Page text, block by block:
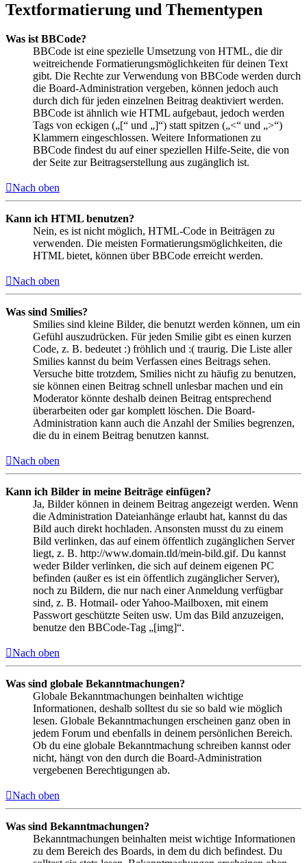
Textformatierung und Thementypen
Was ist BBCode?
BBCode ist eine spezielle Umsetzung von HTML, die dir
weitreichende Formatierungsmöglichkeiten für deinen Text
gibt. Die Rechte zur Verwendung von BBCode werden durch
die Board-Administration vergeben, können jedoch auch
durch dich für jeden einzelnen Beitrag deaktiviert werden.
BBCode ist ähnlich wie HTML aufgebaut, jedoch werden
Tags von eckigen („[“ und „]“) statt spitzen („<“ und „>“)
Klammern eingeschlossen. Weitere Informationen zu
BBCode findest du auf einer speziellen Hilfe-Seite, die von
der Seite zur Beitragserstellung aus zugänglich ist.
Nach oben
Kann ich HTML benutzen?
Nein, es ist nicht möglich, HTML-Code in Beiträgen zu
verwenden. Die meisten Formatierungsmöglichkeiten, die
HTML bietet, können über BBCode erreicht werden.
Nach oben
Was sind Smilies?
Smilies sind kleine Bilder, die benutzt werden können, um ein
Gefühl auszudrücken. Für jeden Smilie gibt es einen kurzen
Code, z. B. bedeutet :) fröhlich und :( traurig. Die Liste aller
Smilies kannst du beim Verfassen eines Beitrags sehen.
Versuche bitte trotzdem, Smilies nicht zu häufig zu benutzen,
sie können einen Beitrag schnell unlesbar machen und ein
Moderator könnte deshalb deinen Beitrag entsprechend
überarbeiten oder gar komplett löschen. Die Board-
Administration kann auch die Anzahl der Smilies begrenzen,
die du in einem Beitrag benutzen kannst.
Nach oben
Kann ich Bilder in meine Beiträge einfügen?
Ja, Bilder können in deinem Beitrag angezeigt werden. Wenn
die Administration Dateianhänge erlaubt hat, kannst du das
Bild auch direkt hochladen. Ansonsten musst du zu einem
Bild verlinken, das auf einem öffentlich zugänglichen Server
liegt, z. B. http://www.domain.tld/mein-bild.gif. Du kannst
weder Bilder verlinken, die sich auf deinem eigenen PC
befinden (außer es ist ein öffentlich zugänglicher Server),
noch zu Bildern, die nur nach einer Anmeldung verfügbar
sind, z. B. Hotmail- oder Yahoo-Mailboxen, mit einem
Passwort geschützte Seiten usw. Um das Bild anzuzeigen,
benutze den BBCode-Tag „[img]“.
Nach oben
Was sind globale Bekanntmachungen?
Globale Bekanntmachungen beinhalten wichtige
Informationen, deshalb solltest du sie so bald wie möglich
lesen. Globale Bekanntmachungen erscheinen ganz oben in
jedem Forum und ebenfalls in deinem persönlichen Bereich.
Ob du eine globale Bekanntmachung schreiben kannst oder
nicht, hängt von den durch die Board-Administration
vergebenen Berechtigungen ab.
Nach oben
Was sind Bekanntmachungen?
Bekanntmachungen beinhalten meist wichtige Informationen
zu dem Bereich des Boards, in dem du dich befindest. Du